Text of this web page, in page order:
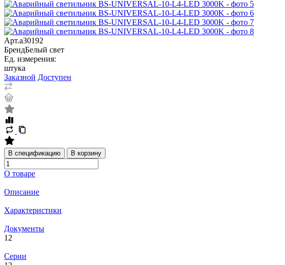
Арт.a30192
БрендБелый свет
Ед. измерения:
штука
Заказной Доступен
В спецификацию В корзину
О товаре
Описание
Характеристики
Документы
12
Серии